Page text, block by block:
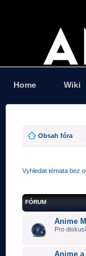
Home Wiki
Obsah fóra
Vyhledat témata bez
FÓRUM
Anime
Pro
Anime